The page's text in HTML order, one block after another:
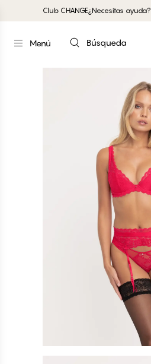
Club CHANGE¿Necesitas ayuda?
Menú Búsqueda